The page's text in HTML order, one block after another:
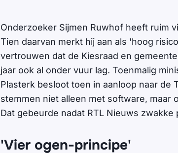
Onderzoeker Sijmen Ruwhof heeft ruim
Tien daarvan merkt hij aan als 'hoog
vertrouwen dat de Kiesraad en
jaar ook al onder vuur lag. Toenmalig
Plasterk besloot toen in aanloop naar de
stemmen niet alleen met software, maar
Dat gebeurde nadat RTL Nieuws
'Vier ogen-principe'